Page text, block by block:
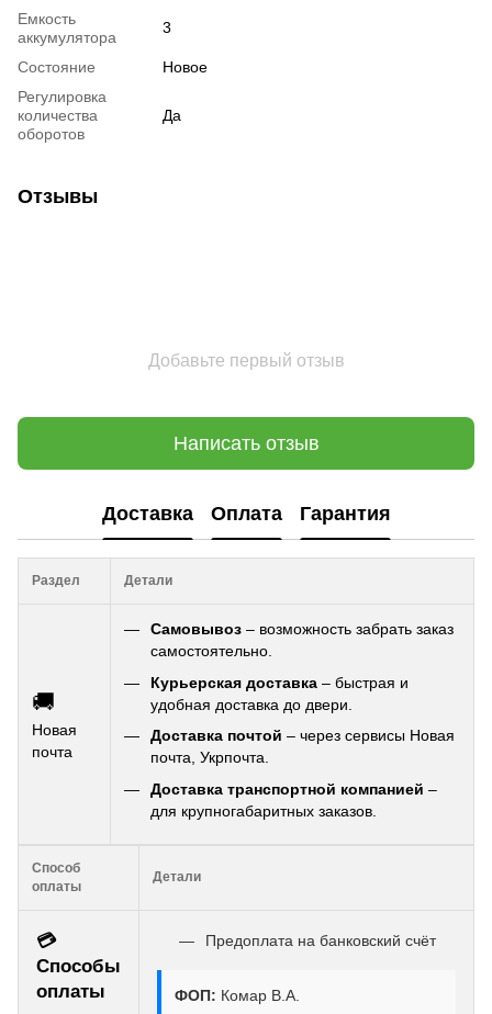
Емкость
аккумулятора
3
Состояние
Новое
Регулировка
количества
оборотов
Да
Отзывы
Добавьте первый отзыв
Написать отзыв
Доставка Оплата Гарантия
Раздел Детали
🚚
Новая
почта
Самовывоз – возможность забрать заказ
самостоятельно.
Курьерская доставка – быстрая и
удобная доставка до двери.
Доставка почтой – через сервисы Новая
почта, Укрпочта.
Доставка транспортной компанией –
для крупногабаритных заказов.
Способ
оплаты
Детали
💳
Способы
оплаты
Предоплата на банковский счёт
ФОП: Комар В.А.